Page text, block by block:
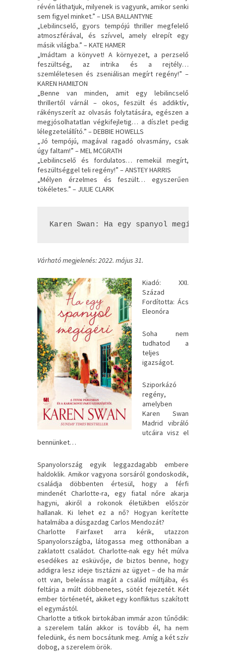
révén láthatjuk, milyenek is vagyunk, amikor senki
sem figyel minket.” – LISA BALLANTYNE
„Lebilincselő, gyors tempójú thriller megfelelő
atmoszférával, és szívvel, amely elrepít egy
másik világba.” – KATE HAMER
„Imádtam a könyvet! A környezet, a perzselő
feszültség, az intrika és a rejtély…
szemléletesen és zseniálisan megírt regény!” –
KAREN HAMILTON
„Benne van minden, amit egy lebilincselő
thrillertől várnál – okos, feszült és addiktív,
rákényszerít az olvasás folytatására, egészen a
megjósolhatatlan végkifejletig… a díszlet pedig
lélegzetelállító.” – DEBBIE HOWELLS
„Jó tempójú, magával ragadó olvasmány, csak
úgy faltam!” – MEL MCGRATH
„Lebilincselő és fordulatos… remekül megírt,
feszültséggel teli regény!” – ANSTEY HARRIS
„Mélyen érzelmes és feszült… egyszerűen
tökéletes.” – JULIE CLARK
Karen Swan: Ha ​egy spanyol megígéri
Várható megjelenés: 2022. május 31.
Kiadó: XXI.
Század
Fordította: Ács
Eleonóra
Soha ​nem
tudhatod a
teljes
igazságot.
Sziporkázó
regény,
amelyben
Karen Swan
Madrid vibráló
utcáira visz el
bennünket…
Spanyolország egyik leggazdagabb embere
haldoklik. Amikor vagyona sorsáról gondoskodik,
családja döbbenten értesül, hogy a férfi
mindenét Charlotte-ra, egy fiatal nőre akarja
hagyni, akiről a rokonok életükben először
hallanak. Ki lehet ez a nő? Hogyan kerítette
hatalmába a dúsgazdag Carlos Mendozát?
Charlotte Fairfaxet arra kérik, utazzon
Spanyolországba, látogassa meg otthonában a
zaklatott családot. Charlotte-nak egy hét múlva
esedékes az esküvője, de biztos benne, hogy
addigra lesz ideje tisztázni az ügyet – de ha már
ott van, beleássa magát a család múltjába, és
feltárja a múlt döbbenetes, sötét fejezetét. Két
ember történetét, akiket egy konfliktus szakított
el egymástól.
Charlotte a titkok birtokában immár azon tűnődik:
a szerelem talán akkor is tovább él, ha nem
feledünk, és nem bocsátunk meg. Amíg a két szív
dobog, a szerelem örök.